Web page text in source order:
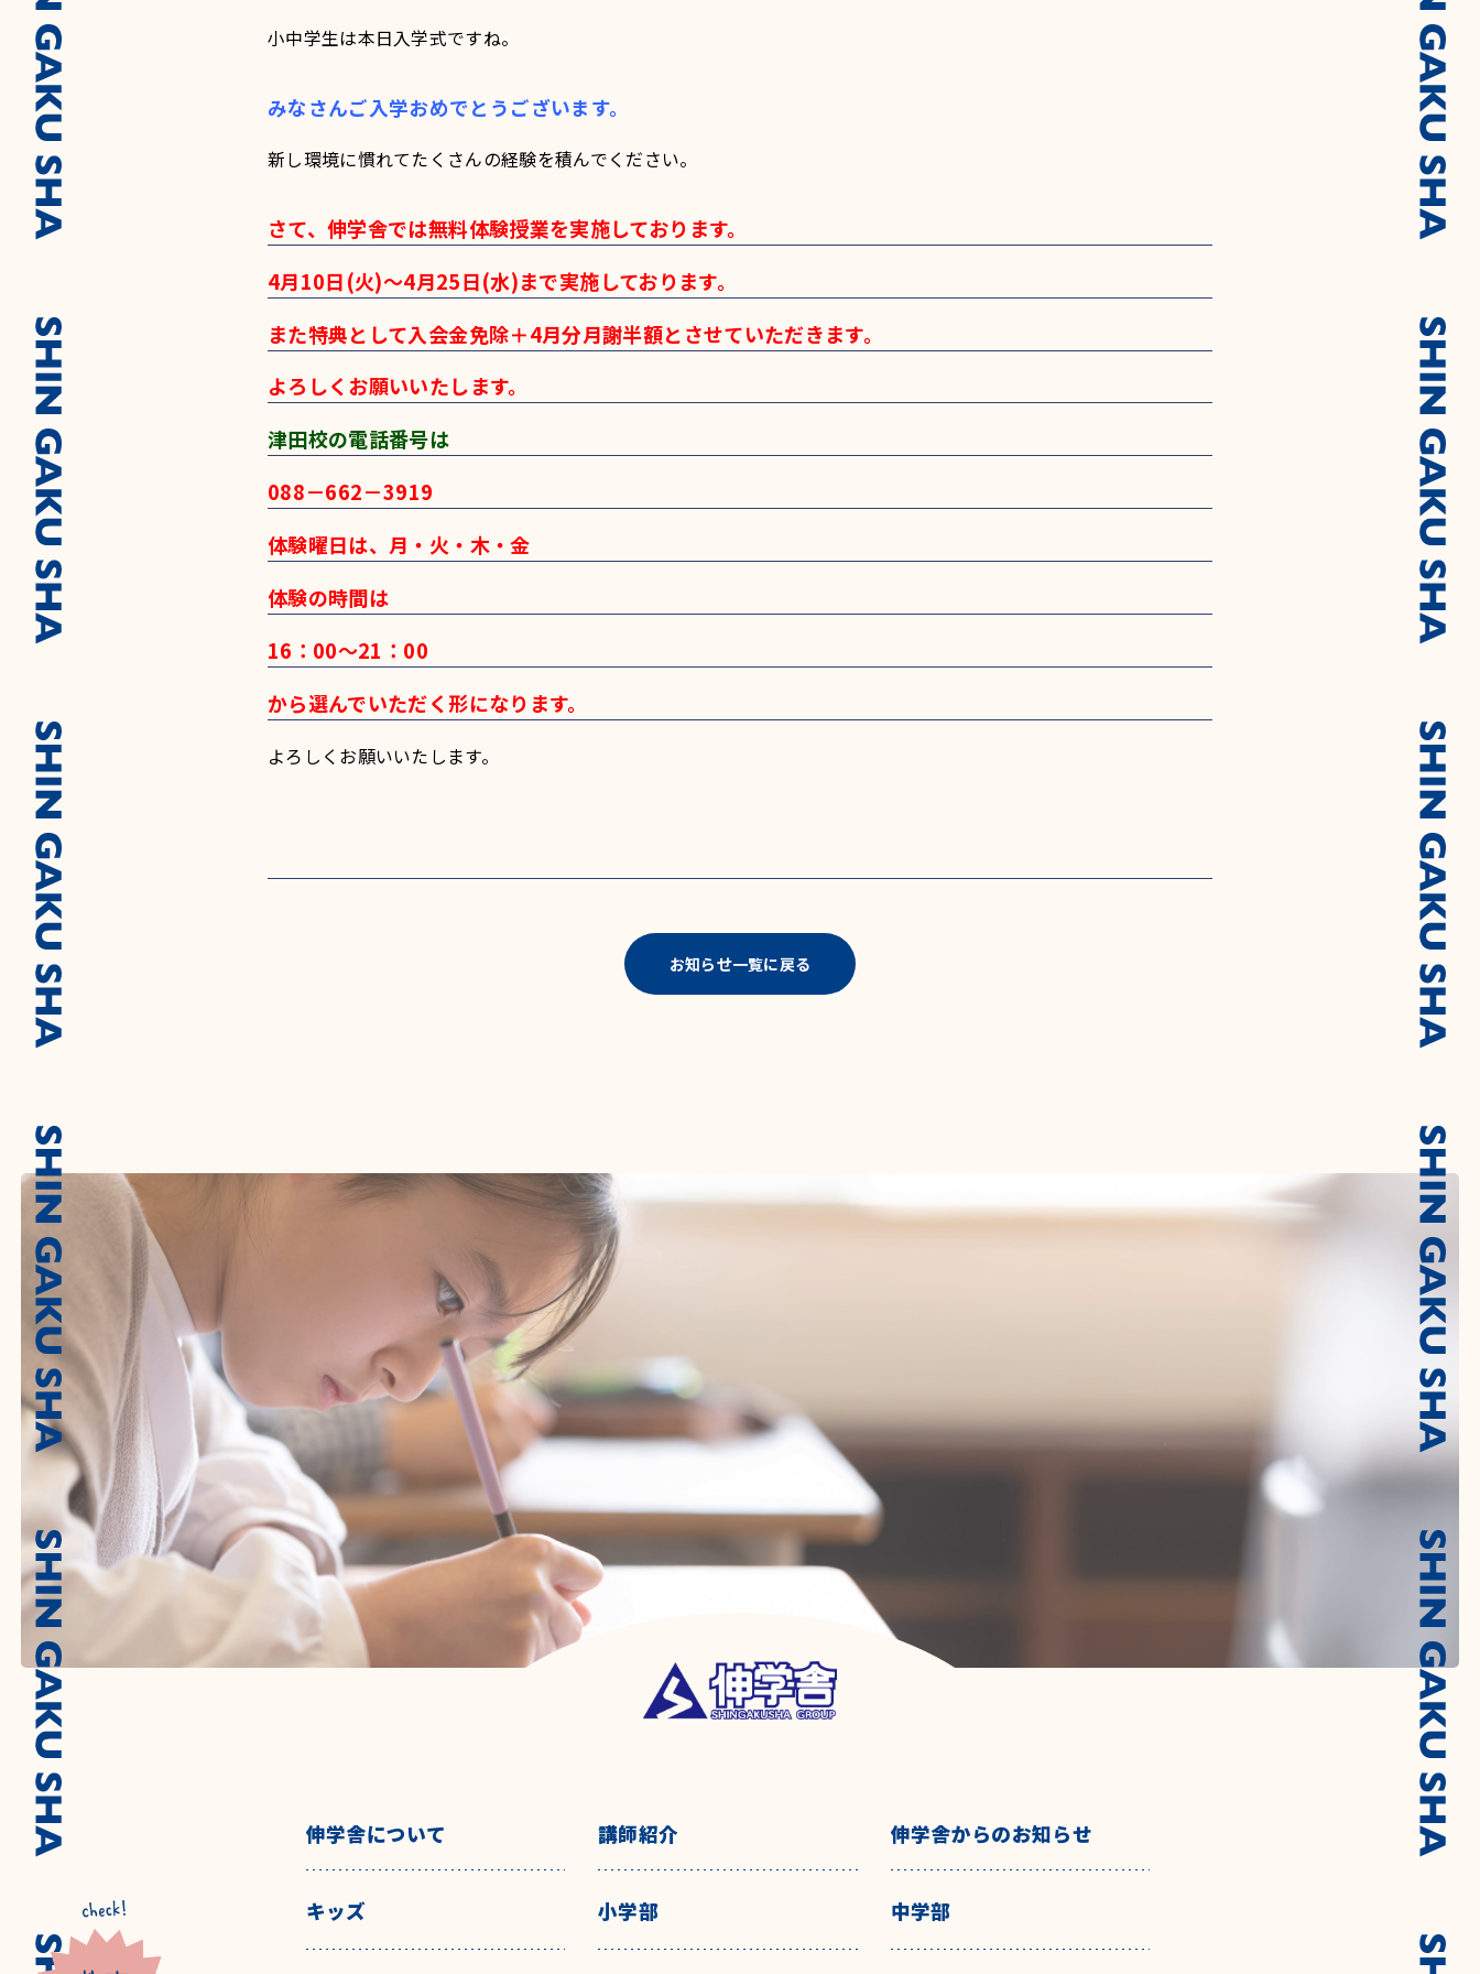
小中学生は本日入学式ですね。
みなさんご入学おめでとうございます。
新し環境に慣れてたくさんの経験を積んでください。
さて、伸学舎では無料体験授業を実施しております。
4月10日(火)～4月25日(水)まで実施しております。
また特典として入会金免除＋4月分月謝半額とさせていただきます。
よろしくお願いいたします。
津田校の電話番号は
088－662－3919
体験曜日は、月・火・木・金
体験の時間は
16：00～21：00
から選んでいただく形になります。
よろしくお願いいたします。
お知らせ一覧に戻る
伸学舎について 講師紹介 伸学舎からのお知らせ
キッズ 小学部 中学部